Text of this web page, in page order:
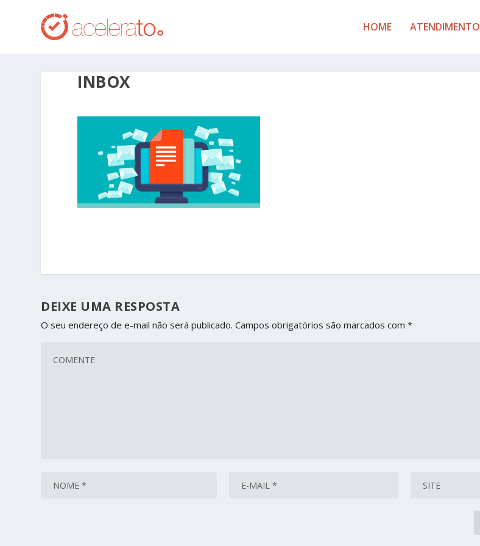
HOME ATENDIMENTO
INBOX
DEIXE UMA RESPOSTA
O seu endereço de e-mail não será publicado. Campos obrigatórios são marcados com*